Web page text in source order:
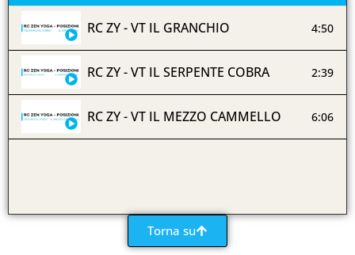
RC ZY - VT IL GRANCHIO 4:50
RC ZY - VT IL SERPENTE COBRA 2:39
RC ZY - VT IL MEZZO CAMMELLO 6:06
Torna su